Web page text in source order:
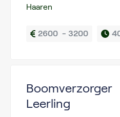
Haaren
2600  - 3200
Boomverzorger
Leerling